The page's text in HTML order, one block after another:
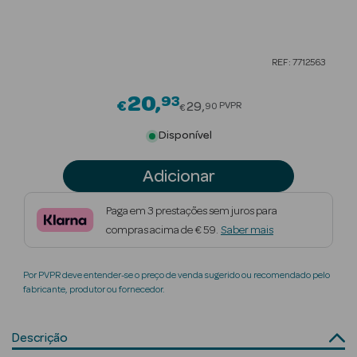
Beauty Season
Beauty Season
Maquilhagem
Beauty Season
Beauty Season
Beauty Season
REF: 7712563
€20 93Price reduced from
€29 90 PVPR
Disponível
Adicionar
Paga em 3 prestações sem juros para
compras acima de € 59. Saber mais
Por PVPR deve entender-se o preço de venda sugerido ou recomendado pelo
fabricante, produtor ou fornecedor.
Descrição